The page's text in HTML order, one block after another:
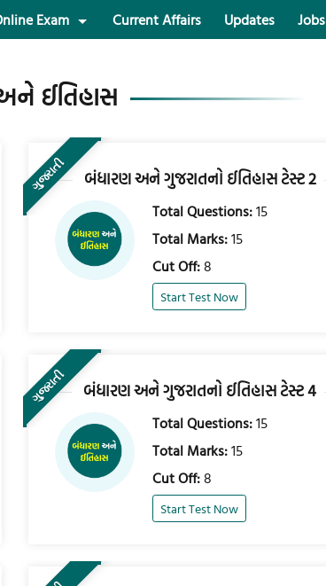
Exam Current Affairs Updates Jobs
ઈતિહાસ
ગુજરાતી બંધારણ અને ગુજરાતનો ઈતિહાસ ટેસ્ટ 2
Total Questions:15
Total Marks:15
Cut Off:8
Start Test Now
ગુજરાતી બંધારણ અને ગુજરાતનો ઈતિહાસ ટેસ્ટ 4
Total Questions:15
Total Marks:15
Cut Off:8
Start Test Now